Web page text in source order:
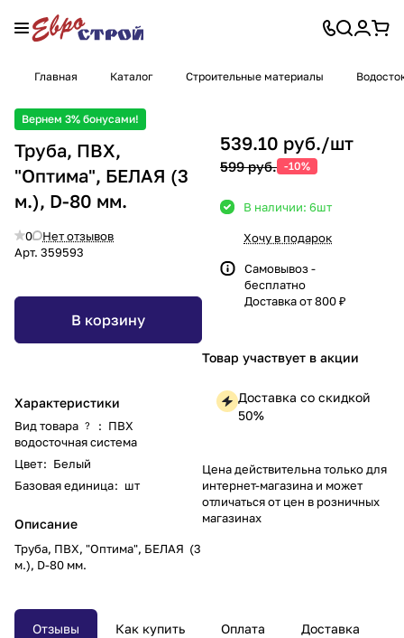
Главная Каталог Строительные материалы
Вернем 3% бонусами!
Труба, ПВХ,
"Оптима", БЕЛАЯ (3
м.), D-80 мм.
0
Нет отзывов
Арт. 359593
В корзину
Характеристики
Вид товара ? : ПВХ
водосточная система
Цвет: Белый
Базовая единица: шт
Описание
Труба, ПВХ, "Оптима", БЕЛАЯ (3
м.), D-80 мм.
539.10 руб./шт
599 руб. -10%
В наличии: 6шт
Хочу в подарок
Самовывоз -
бесплатно
Доставка от 800 ₽
Товар участвует в акции
Доставка со скидкой
50%
Цена действительна только для
интернет-магазина и может
отличаться от цен в розничных
магазинах
Отзывы Как купить Оплата Доставка